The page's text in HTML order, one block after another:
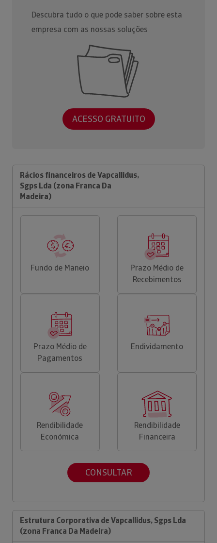
Descubra tudo o que pode saber sobre esta
empresa com as nossas soluções
ACESSO GRATUITO
Rácios financeiros de Vapcallidus,
Sgps Lda (zona Franca Da
Madeira)
Fundo de Maneio
Prazo Médio de
Recebimentos
Prazo Médio de
Pagamentos
Endividamento
Rendibilidade
Económica
Rendibilidade
Financeira
CONSULTAR
Estrutura Corporativa de Vapcallidus, Sgps Lda
(zona Franca Da Madeira)